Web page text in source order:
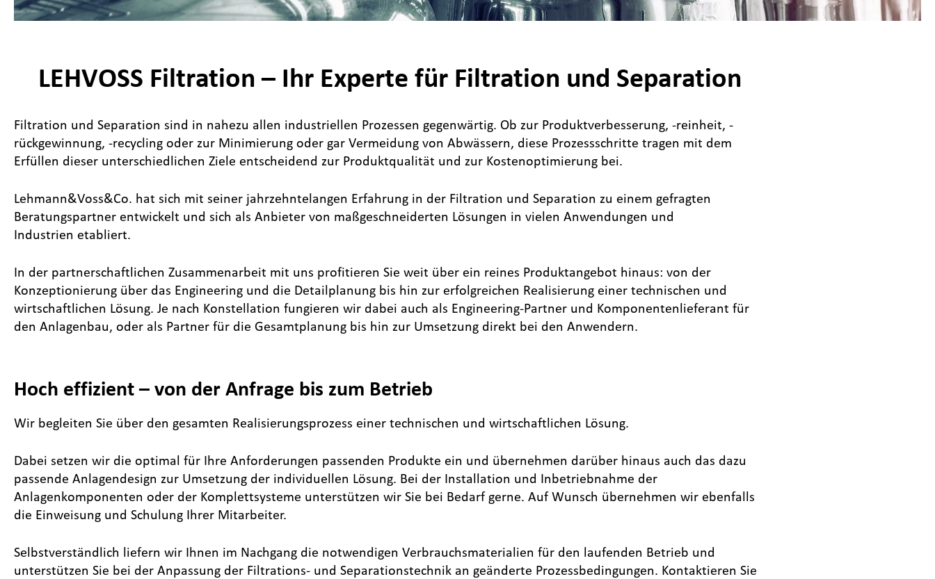
LEHVOSS Filtration – Ihr Experte für Filtration und Separation
Filtration und Separation sind in nahezu allen industriellen Prozessen gegenwärtig. Ob zur Produktverbesserung, -reinheit, -
rückgewinnung, -recycling oder zur Minimierung oder gar Vermeidung von Abwässern, diese Prozessschritte tragen mit dem
Erfüllen dieser unterschiedlichen Ziele entscheidend zur Produktqualität und zur Kostenoptimierung bei.
Lehmann&Voss&Co. hat sich mit seiner jahrzehntelangen Erfahrung in der Filtration und Separation zu einem gefragten
Beratungspartner entwickelt und sich als Anbieter von maßgeschneiderten Lösungen in vielen Anwendungen und
Industrien etabliert.
In der partnerschaftlichen Zusammenarbeit mit uns profitieren Sie weit über ein reines Produktangebot hinaus: von der
Konzeptionierung über das Engineering und die Detailplanung bis hin zur erfolgreichen Realisierung einer technischen und
wirtschaftlichen Lösung. Je nach Konstellation fungieren wir dabei auch als Engineering-Partner und Komponentenlieferant für
den Anlagenbau, oder als Partner für die Gesamtplanung bis hin zur Umsetzung direkt bei den Anwendern.
Hoch effizient – von der Anfrage bis zum Betrieb
Wir begleiten Sie über den gesamten Realisierungsprozess einer technischen und wirtschaftlichen Lösung.
Dabei setzen wir die optimal für Ihre Anforderungen passenden Produkte ein und übernehmen darüber hinaus auch das dazu
passende Anlagendesign zur Umsetzung der individuellen Lösung. Bei der Installation und Inbetriebnahme der
Anlagenkomponenten oder der Komplettsysteme unterstützen wir Sie bei Bedarf gerne. Auf Wunsch übernehmen wir ebenfalls
die Einweisung und Schulung Ihrer Mitarbeiter.
Selbstverständlich liefern wir Ihnen im Nachgang die notwendigen Verbrauchsmaterialien für den laufenden Betrieb und
unterstützen Sie bei der Anpassung der Filtrations- und Separationstechnik an geänderte Prozessbedingungen. Kontaktieren Sie